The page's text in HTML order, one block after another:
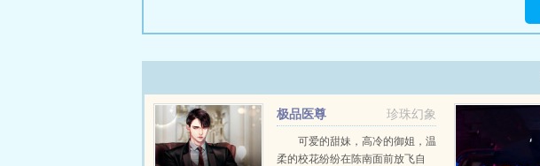
珍珠幻象
极品医尊
可爱的甜妹，高冷的御姐，温
柔的校花纷纷在陈南面前放飞自